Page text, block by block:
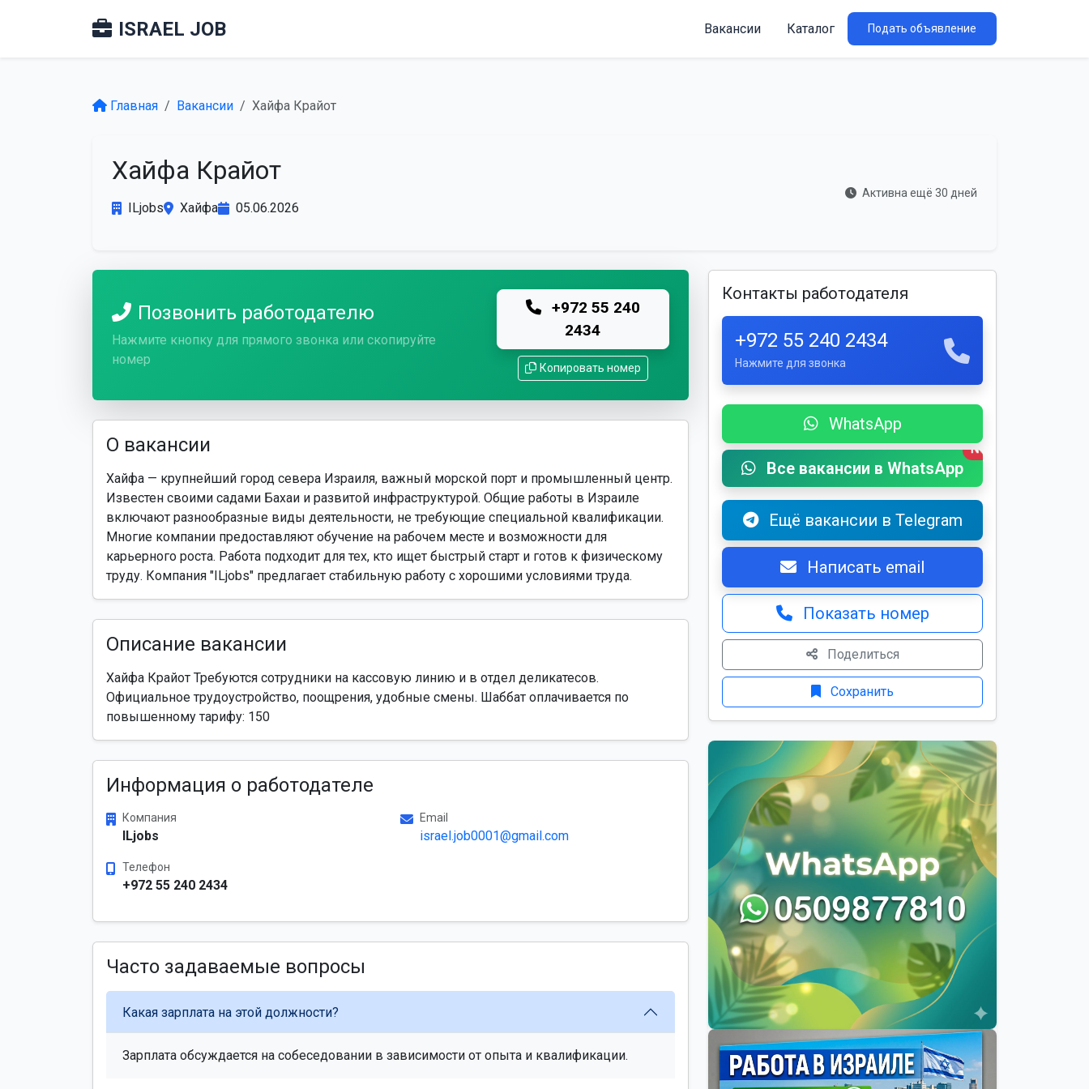
ISRAEL JOB Вакансии Каталог Подать объявление
Главная Вакансии Хайфа Крайот
Хайфа Крайот
ILjobs Хайфа 05.06.2026
Активна ещё 30 дней
Позвонить работодателю
Нажмите кнопку для прямого звонка или скопируйте
номер
+972 55 240
2434
Копировать номер
О вакансии
Хайфа — крупнейший город севера Израиля, важный морской порт и промышленный центр.
Известен своими садами Бахаи и развитой инфраструктурой. Общие работы в Израиле
включают разнообразные виды деятельности, не требующие специальной квалификации.
Многие компании предоставляют обучение на рабочем месте и возможности для
карьерного роста. Работа подходит для тех, кто ищет быстрый старт и готов к физическому
труду. Компания "ILjobs" предлагает стабильную работу с хорошими условиями труда.
Описание вакансии
Хайфа Крайот Требуются сотрудники на кассовую линию и в отдел деликатесов.
Официальное трудоустройство, поощрения, удобные смены. Шаббат оплачивается по
повышенному тарифу: 150
Информация о работодателе
Компания
ILjobs
Email
israel.job0001@gmail.com
Телефон
+972 55 240 2434
Часто задаваемые вопросы
Какая зарплата на этой должности?
Зарплата обсуждается на собеседовании в зависимости от опыта и квалификации.
Контакты работодателя
+972 55 240 2434
Нажмите для звонка
WhatsApp
Все вакансии в WhatsApp
New
Ещё вакансии в Telegram
Написать email
Показать номер
Поделиться
Сохранить